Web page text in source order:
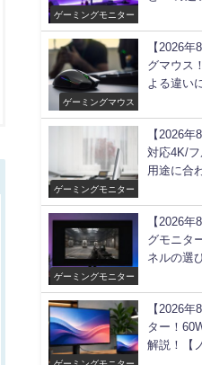
ゲーミングモニター
ゲーミングマウス
【2026
グマウス
よる違い
ゲーミングモニター
【2026
対応4K/
用途に合
ゲーミングモニター
【2026
グモニタ
ネルの選
【2026
ター！
解説！【